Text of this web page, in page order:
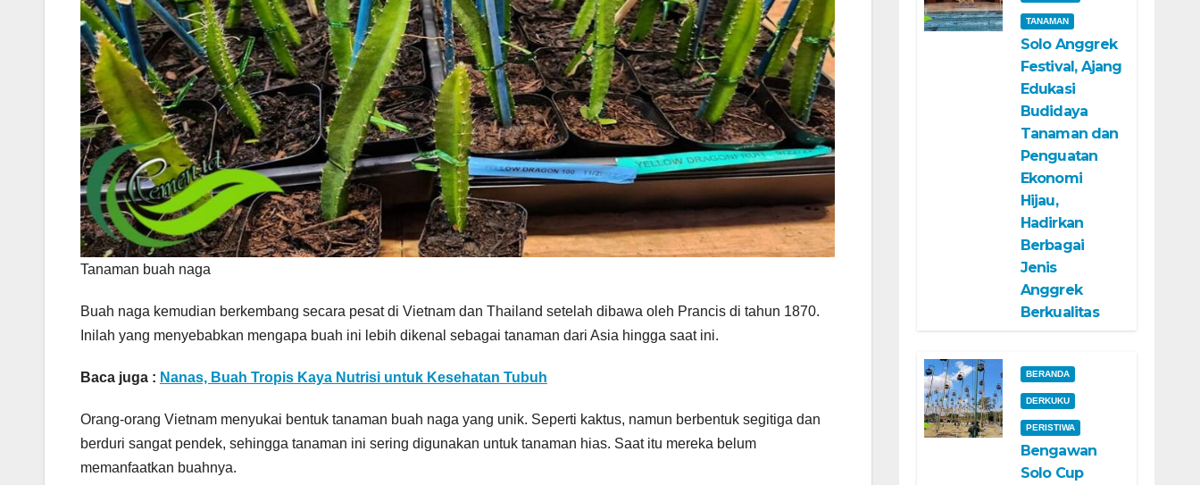
Tanaman buah naga
Buah naga kemudian berkembang secara pesat di Vietnam dan Thailand setelah dibawa oleh Prancis di tahun 1870.
Inilah yang menyebabkan mengapa buah ini lebih dikenal sebagai tanaman dari Asia hingga saat ini.
Baca juga : Nanas, Buah Tropis Kaya Nutrisi untuk Kesehatan Tubuh
Orang-orang Vietnam menyukai bentuk tanaman buah naga yang unik. Seperti kaktus, namun berbentuk segitiga dan
berduri sangat pendek, sehingga tanaman ini sering digunakan untuk tanaman hias. Saat itu mereka belum
memanfaatkan buahnya.
TANAMAN
Solo Anggrek
Festival, Ajang
Edukasi
Budidaya
Tanaman dan
Penguatan
Ekonomi
Hijau,
Hadirkan
Berbagai
Jenis
Anggrek
Berkualitas
BERANDA
DERKUKU
PERISTIWA
Bengawan
Solo Cup